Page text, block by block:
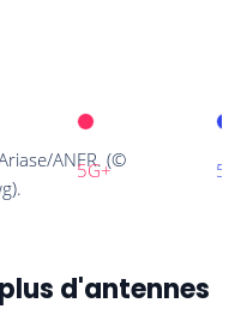
d'antennes